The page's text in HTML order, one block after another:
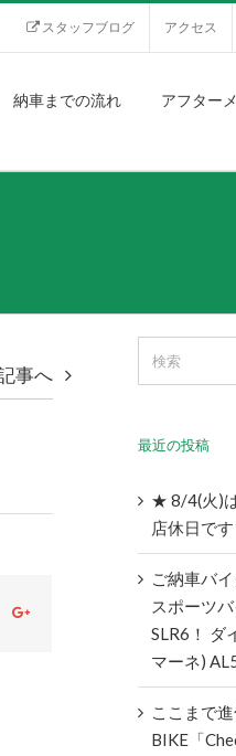
スタッフブログ アクセス
納車までの流れ アフター
事へ
Google+
最近の投稿
★ 8/4(火)
店休日で
ご納車バ
スポーツ
SLR6！ ダ
マーネ)
ここまで
BIKE「